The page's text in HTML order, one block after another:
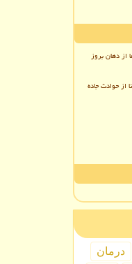
از دهان بروز
از حوادث جاده
درمان